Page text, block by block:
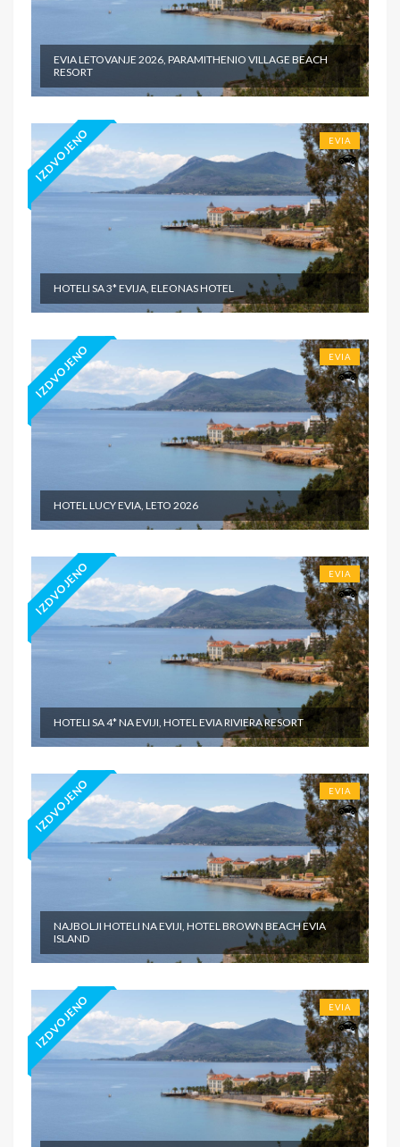
EVIA LETOVANJE 2026, PARAMITHENIO VILLAGE BEACH
RESORT
IZDVOJENO EVIA
HOTELI SA 3* EVIJA, ELEONAS HOTEL
IZDVOJENO EVIA
HOTEL LUCY EVIA, LETO 2026
IZDVOJENO EVIA
HOTELI SA 4* NA EVIJI, HOTEL EVIA RIVIERA RESORT
IZDVOJENO EVIA
NAJBOLJI HOTELI NA EVIJI, HOTEL BROWN BEACH EVIA
ISLAND
IZDVOJENO EVIA